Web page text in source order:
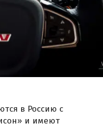
в Россию с
и имеют